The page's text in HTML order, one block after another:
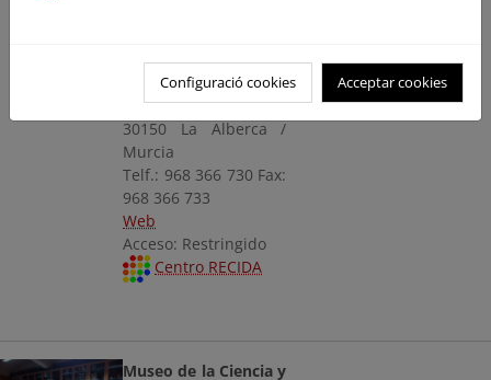
Ganadería y Pesca.
Región de Murcia
C/ Mayor, s/n
30150 La Alberca /
Murcia
Telf.: 968 366 730 Fax:
968 366 733
Web
Acceso: Restringido
Centro RECIDA
Museo de la Ciencia y
Configuració cookies Acceptar cookies